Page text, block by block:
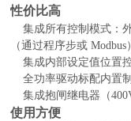
性价比高
集成所有控制模式：
（通过程序步或
集成内部设定值位置
全功率驱动标配内置
集成抱闸继电器（
使用方便